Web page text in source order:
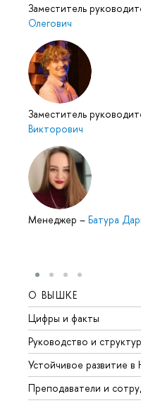
Заместитель
Олегович
Заместитель
Викторович
Менеджер – Батура
О ВЫШКЕ
Цифры и факты
Руководство и
Устойчивое развитие
Преподаватели и